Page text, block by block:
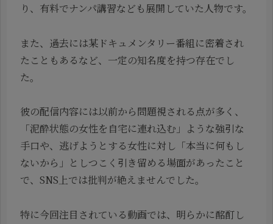
り、有料でナンパ講習なども展開していた人物です。
また、過去には某ドキュメンタリー番組に密着され
たこともあるなど、一定の知名度を持つ存在でし
た。
彼の配信内容には以前から問題視される点が多く、
「泥酔状態の女性を自宅に連れ込む」ような強引な
手口や、逃げようとする女性に対し「本当に何もし
ないから」としつこく引き留める場面があったこと
で、SNS上では批判が絶えませんでした。
特に今回注目されている動画では、明らかに酩酊し